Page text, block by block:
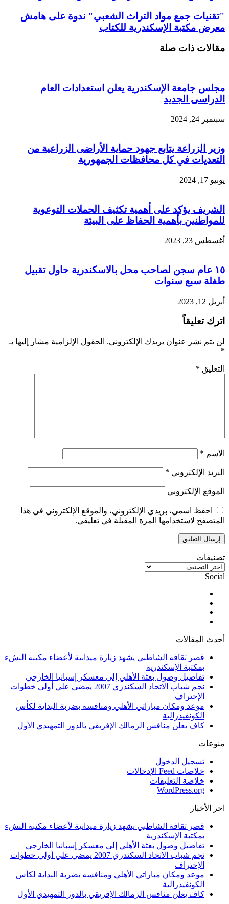
"تقنيات جمع مواد التراث الشعبي" ندوة على هامش
معرض مكتبة الإسكندرية للكتاب
مقالات ذات صلة
مجلس جامعة الإسكندرية يعلن استعدادات العام
الدراسى الجديد
سبتمبر 24, 2024
وزير الزراعة يتابع جهود حماية الأراضى الزراعية من
التعديات في كل محافظات الجمهورية
يونيو 17, 2024
الشريف يؤكد على أهمية تكثيف الحملات التوعوية
للمواطنين بأهمية الحفاظ على البيئة
أغسطس 23, 2023
١٥ عام سجن لصاحب محل بالاسكندرية حاول تقبيل
طفلة سبع سنوات
أبريل 12, 2023
اترك تعليقاً
لن يتم نشر عنوان بريدك الإلكتروني. الحقول الإلزامية مشار إليها بـ
*
التعليق *
الاسم *
البريد الإلكتروني *
الموقع الإلكتروني
احفظ اسمي، بريدي الإلكتروني، والموقع الإلكتروني في هذا
المتصفح لاستخدامها المرة المقبلة في تعليقي.
تصنيفات
تصنيفات
Social
RSS
أحدث المقالات
قصر ثقافة الشاطبي يشهد زيارة ميدانية لأعضاء مكتبة النشء
بمكتبة الإسكندرية
تفاصيل وصول بعثة الأهلي إلي معسكر إسبانيا الخارجي
نجم شباب الاتحاد السكندري 2007 يمضي علي أولي خطوات
الإحتراف
موعد ومكان مباراتي الأهلي ومنافسه بضربة البداية لكأس
الكونفيدرالية
كاف يعلن منافس الزمالك الإفريقي بالدور التمهيدي الأول
منوعات
تسجيل الدخول
خلاصات Feed الإدخالات
خلاصة التعليقات
WordPress.org
اخر الأخبار
قصر ثقافة الشاطبي يشهد زيارة ميدانية لأعضاء مكتبة النشء
بمكتبة الإسكندرية
تفاصيل وصول بعثة الأهلي إلي معسكر إسبانيا الخارجي
نجم شباب الاتحاد السكندري 2007 يمضي علي أولي خطوات
الإحتراف
موعد ومكان مباراتي الأهلي ومنافسه بضربة البداية لكأس
الكونفيدرالية
كاف يعلن منافس الزمالك الإفريقي بالدور التمهيدي الأول